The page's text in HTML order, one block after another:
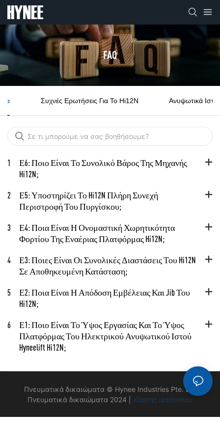
FAQ
Συχνές Ερωτήσεις Για Το Hi12N Ανυψωτικά
1
Ε6: Ποιο Είναι Το Συνολικό Βάρος Της Μηχανής
Hi12N;
2
Ε5: Υποστηρίζει Το Hi12N Πλήρη Συνεχή
Περιστροφή Του Πυργίσκου;
3
Ε4: Ποια Είναι Η Ονομαστική Χωρητικότητα
Φορτίου Της Εναέριας Πλατφόρμας Hi12N;
4
Ε3: Ποιες Είναι Οι Συνολικές Διαστάσεις Του Hi12N
Σε Αποθηκευμένη Κατάσταση;
5
Ε2: Ποια Είναι Η Απόδοση Εμβέλειας Και Jib Του
Hi12N;
6
Ε1: Ποιο Είναι Το Ύψος Εργασίας Και Το Ύψος
Πλατφόρμας Του Ηλεκτρικού Ανυψωτικού Ιστού
Hyneelift Hi12N;
Πνευματικά δικαιώματα © Hynee Industries Pte. Ltd
Πνευματικά δικαιώματα 2024 |
Χάρτης ιστότοπου